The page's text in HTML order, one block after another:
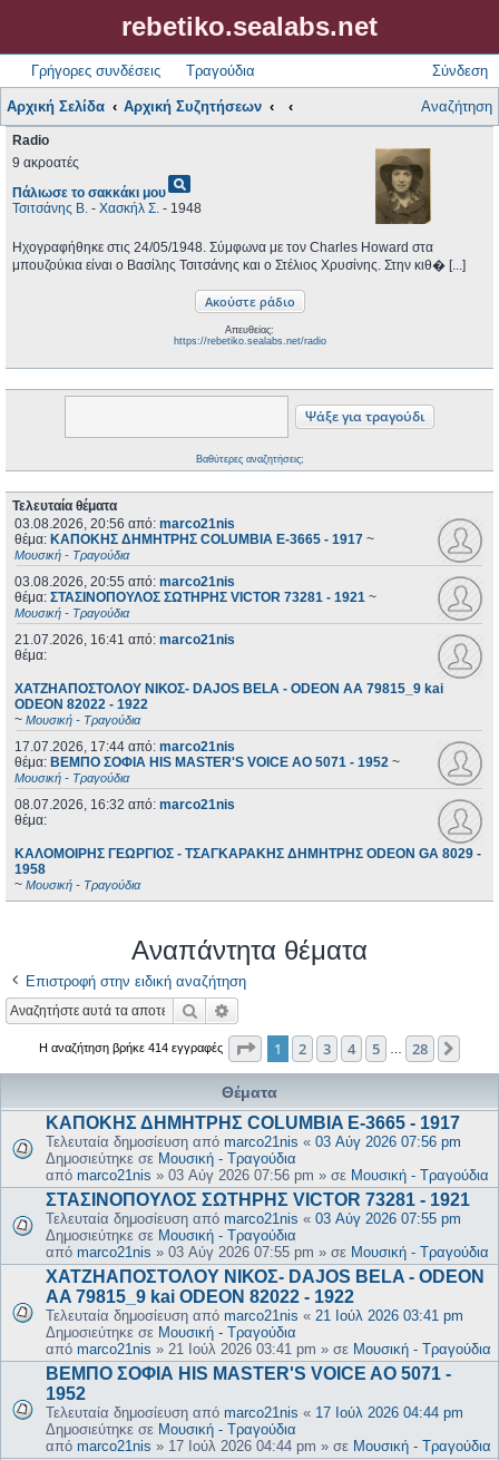
rebetiko.sealabs.net
Γρήγορες συνδέσεις Τραγούδια Σύνδεση
Αρχική Σελίδα Αρχική Συζητήσεων Αναζήτηση
Radio
9 ακροατές
Πάλιωσε το σακκάκι μουpageview
Τσιτσάνης Β. - Χασκήλ Σ. - 1948
Ηχογραφήθηκε στις 24/05/1948. Σύμφωνα με τον Charles Howard στα
μπουζούκια είναι ο Βασίλης Τσιτσάνης και o Στέλιος Χρυσίνης. Στην κιθ� [...]
Απευθείας:
https://rebetiko.sealabs.net/radio
Βαθύτερες αναζητήσεις;
Τελευταία θέματα
03.08.2026, 20:56 από: marco21nis
θέμα: ΚΑΠΟΚΗΣ ΔΗΜΗΤΡΗΣ COLUMBIA E-3665 - 1917 ~
Μουσική - Τραγούδια
03.08.2026, 20:55 από: marco21nis
θέμα: ΣΤΑΣΙΝΟΠΟΥΛΟΣ ΣΩΤΗΡΗΣ VICTOR 73281 - 1921 ~
Μουσική - Τραγούδια
21.07.2026, 16:41 από: marco21nis
θέμα:
ΧΑΤΖΗΑΠΟΣΤΟΛΟΥ ΝΙΚΟΣ- DAJOS BELA - ODEON AA 79815_9 kai
ODEON 82022 - 1922
~ Μουσική - Τραγούδια
17.07.2026, 17:44 από: marco21nis
θέμα: ΒΕΜΠΟ ΣΟΦΙΑ HIS MASTER'S VOICE AO 5071 - 1952 ~
Μουσική - Τραγούδια
08.07.2026, 16:32 από: marco21nis
θέμα:
ΚΑΛΟΜΟΙΡΗΣ ΓΕΩΡΓΙΟΣ - ΤΣΑΓΚΑΡΑΚΗΣ ΔΗΜΗΤΡΗΣ ODEON GA 8029 -
1958
~ Μουσική - Τραγούδια
Αναπάντητα θέματα
Επιστροφή στην ειδική αναζήτηση
Αναζήτηση
Η αναζήτηση βρήκε 414 εγγραφές Σελίδα από28
1 2 3 4 5 28
Θέματα
ΚΑΠΟΚΗΣ ΔΗΜΗΤΡΗΣ COLUMBIA E-3665 - 1917
Τελευταία δημοσίευση από marco21nis « 03 Αύγ 2026 07:56 pm
Δημοσιεύτηκε σε Μουσική - Τραγούδια
από marco21nis » 03 Αύγ 2026 07:56 pm » σε Μουσική - Τραγούδια
ΣΤΑΣΙΝΟΠΟΥΛΟΣ ΣΩΤΗΡΗΣ VICTOR 73281 - 1921
Τελευταία δημοσίευση από marco21nis « 03 Αύγ 2026 07:55 pm
Δημοσιεύτηκε σε Μουσική - Τραγούδια
από marco21nis » 03 Αύγ 2026 07:55 pm » σε Μουσική - Τραγούδια
ΧΑΤΖΗΑΠΟΣΤΟΛΟΥ ΝΙΚΟΣ- DAJOS BELA - ODEON
AA 79815_9 kai ODEON 82022 - 1922
Τελευταία δημοσίευση από marco21nis « 21 Ιούλ 2026 03:41 pm
Δημοσιεύτηκε σε Μουσική - Τραγούδια
από marco21nis » 21 Ιούλ 2026 03:41 pm » σε Μουσική - Τραγούδια
ΒΕΜΠΟ ΣΟΦΙΑ HIS MASTER'S VOICE AO 5071 -
1952
Τελευταία δημοσίευση από marco21nis « 17 Ιούλ 2026 04:44 pm
Δημοσιεύτηκε σε Μουσική - Τραγούδια
από marco21nis » 17 Ιούλ 2026 04:44 pm » σε Μουσική - Τραγούδια